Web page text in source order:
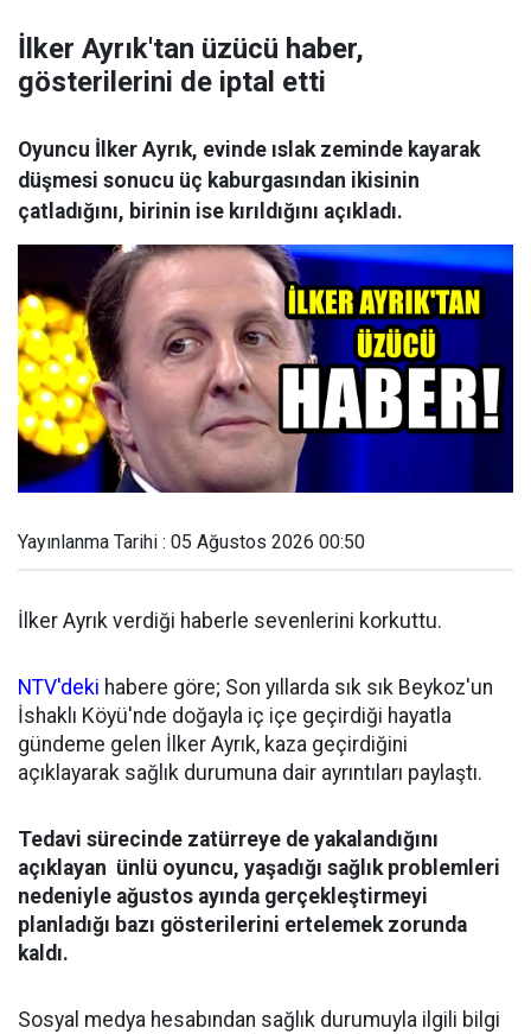
İlker Ayrık'tan üzücü haber,
gösterilerini de iptal etti
Oyuncu İlker Ayrık, evinde ıslak zeminde kayarak
düşmesi sonucu üç kaburgasından ikisinin
çatladığını, birinin ise kırıldığını açıkladı.
Yayınlanma Tarihi : 05 Ağustos 2026 00:50
İlker Ayrık verdiği haberle sevenlerini korkuttu.
NTV'deki habere göre; Son yıllarda sık sık Beykoz'un
İshaklı Köyü'nde doğayla iç içe geçirdiği hayatla
gündeme gelen İlker Ayrık, kaza geçirdiğini
açıklayarak sağlık durumuna dair ayrıntıları paylaştı.
Tedavi sürecinde zatürreye de yakalandığını
açıklayan ünlü oyuncu, yaşadığı sağlık problemleri
nedeniyle ağustos ayında gerçekleştirmeyi
planladığı bazı gösterilerini ertelemek zorunda
kaldı.
Sosyal medya hesabından sağlık durumuyla ilgili bilgi